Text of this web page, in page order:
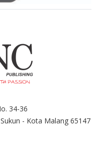
34-36
- Kota Malang 65147